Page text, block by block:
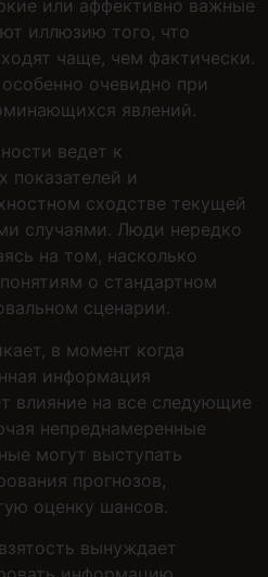
или аффективно важные
иллюзию того, что
чаще, чем фактически.
очевидно при
явлений.
ведет к
показателей и
сходстве текущей
случаями. Люди нередко
на том, насколько
о стандартном
сценарии.
в момент когда
информация
влияние на все следующие
непреднамеренные
могут выступать
прогнозов,
оценку шансов.
вынуждает